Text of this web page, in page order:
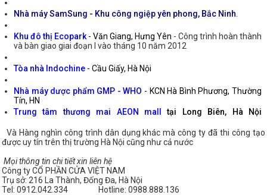
Nhà máy SamSung - Khu công ngiệp yên phong, Bắc Ninh
Khu đô thị Ecopark - Văn Giang, Hưng Yên - Công trình hoàn thành
và bàn giao giai đoạn I vào tháng 10 năm 2012
Tòa nhà Indochine - Cầu Giấy, Hà Nội
Nhà máy dược phẩm GMP - WHO - KCN Hà Bình Phương, Thường
Tín, HN
Trung tâm thương mai AEON mall
tại Long Biên, Hà Nội
Và Hàng nghìn công trình dân dụng khác mà công ty đã thi công tạo
được uy tín trên thị trường Hà Nội cũng như cả nước
Mọi thông tin chi tiết xin liên hệ
Công ty CỔ PHẦN CỬA VIỆT NAM
Trụ sở: 216 La Thành, Đống Đa, Hà Nội
Tel: 0912.042.334 Hotline: 0988.888.136